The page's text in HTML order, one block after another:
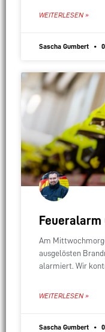
WEITERLESEN »
Sascha Gumbert
Am
ausgelösten
alarmiert. Wir
WEITERLESEN »
Sascha Gumbert